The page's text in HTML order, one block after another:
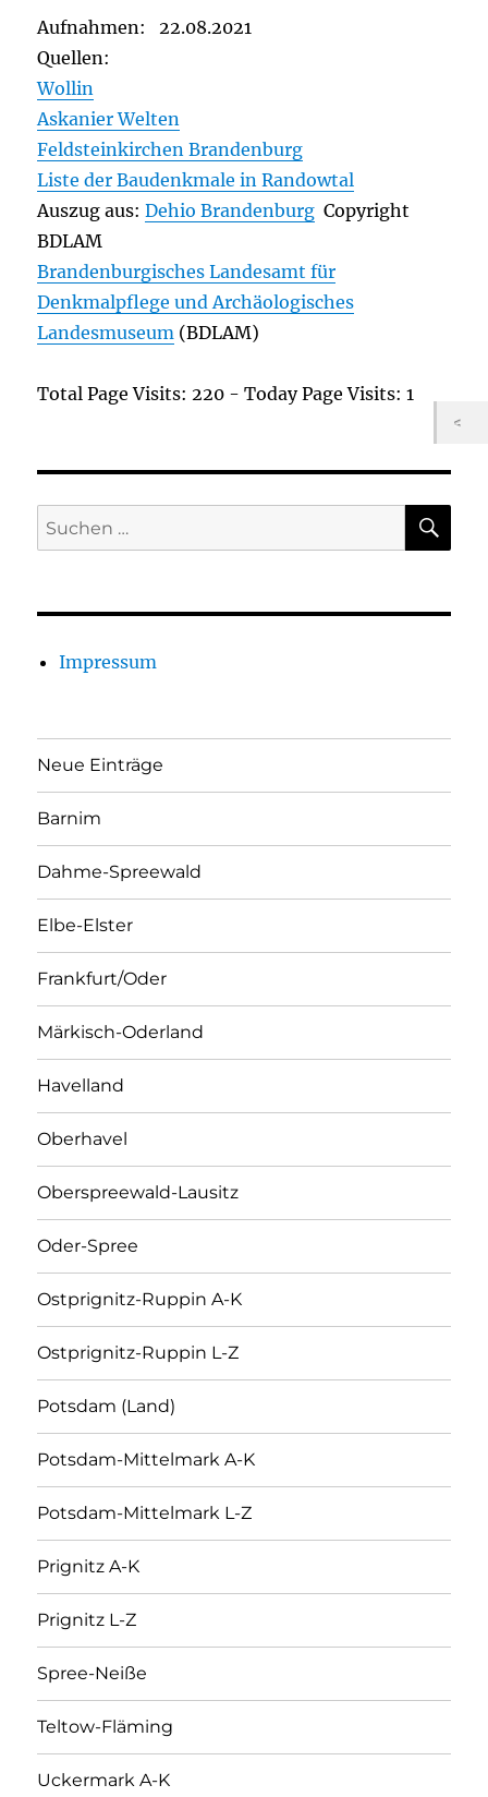
Aufnahmen: 22.08.2021
Quellen:
Wollin
Askanier Welten
Feldsteinkirchen Brandenburg
Liste der Baudenkmale in Randowtal
Auszug aus:Dehio Brandenburg Copyright
BDLAM
Brandenburgisches Landesamt für
Denkmalpflege und Archäologisches
Landesmuseum (BDLAM)
Total Page Visits: 220 - Today Page Visits: 1
Suchen
nach:
Impressum
Neue Einträge
Barnim
Dahme-Spreewald
Elbe-Elster
Frankfurt/Oder
Märkisch-Oderland
Havelland
Oberhavel
Oberspreewald-Lausitz
Oder-Spree
Ostprignitz-Ruppin A-K
Ostprignitz-Ruppin L-Z
Potsdam (Land)
Potsdam-Mittelmark A-K
Potsdam-Mittelmark L-Z
Prignitz A-K
Prignitz L-Z
Spree-Neiße
Teltow-Fläming
Uckermark A-K